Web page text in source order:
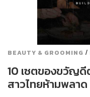
BEAUTY & GROOMING /
10 เซตของขวัญดี
สาวไทยห้ามพลาด